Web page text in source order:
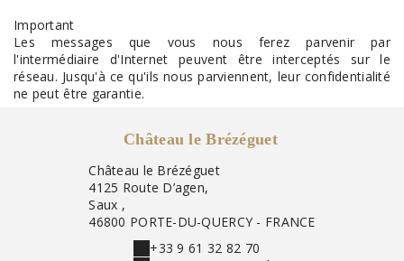
Important
Les messages que vous nous ferez parvenir par
l'intermédiaire d'Internet peuvent être interceptés sur le
réseau. Jusqu'à ce qu'ils nous parviennent, leur confidentialité
ne peut être garantie.
Château le Brézéguet
Château le Brézéguet
4125 Route D’agen,
Saux ,
46800 PORTE-DU-QUERCY - FRANCE
+33 9 61 32 82 70